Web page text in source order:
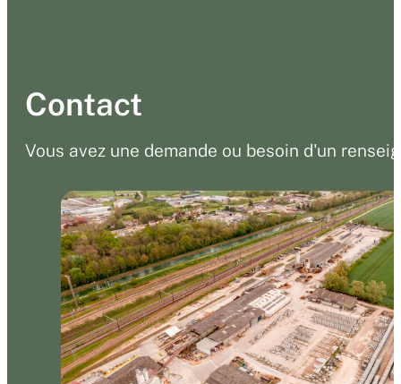
Contact
Vous avez une demande ou besoin d'un